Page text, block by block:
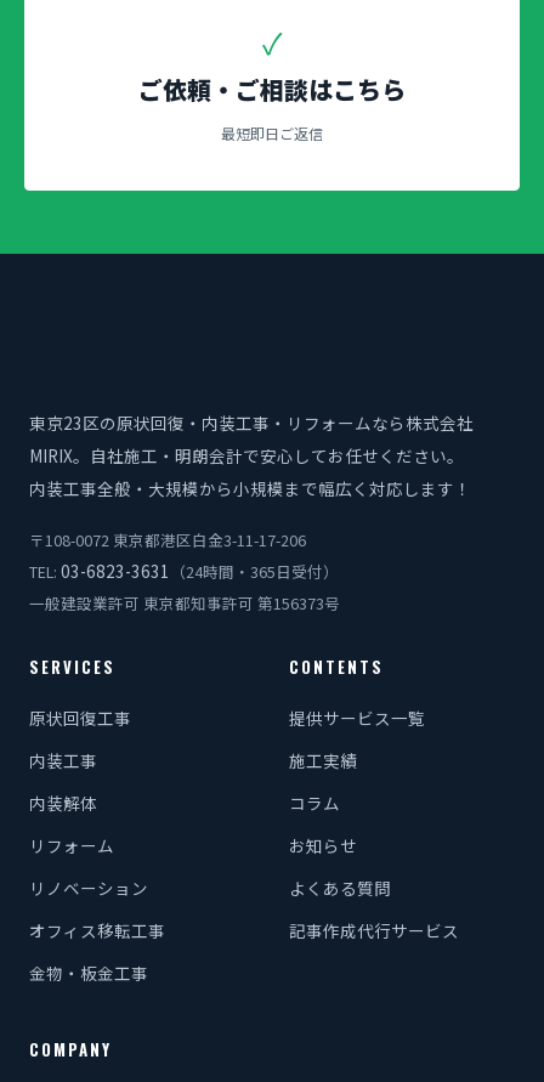
✓
ご依頼・ご相談はこちら
最短即日ご返信
東京23区の原状回復・内装工事・リフォームなら株式会社
MIRIX。自社施工・明朗会計で安心してお任せください。
内装工事全般・大規模から小規模まで幅広く対応します！
〒108-0072 東京都港区白金3-11-17-206
TEL: 03-6823-3631
（24時間・365日受付）
一般建設業許可 東京都知事許可 第156373号
SERVICES
原状回復工事
内装工事
内装解体
リフォーム
リノベーション
オフィス移転工事
金物・板金工事
CONTENTS
提供サービス一覧
施工実績
コラム
お知らせ
よくある質問
記事作成代行サービス
COMPANY